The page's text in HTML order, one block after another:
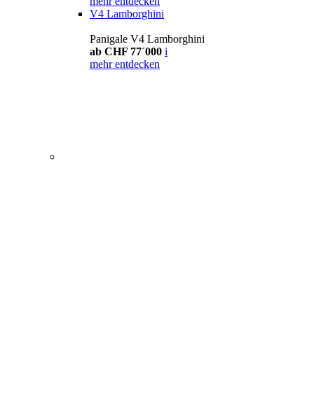
V4 Lamborghini
Panigale V4 Lamborghini
ab CHF 77´000 i
mehr entdecken